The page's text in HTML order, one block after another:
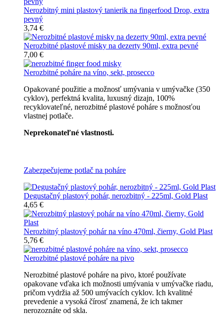
Nerozbitný mini plastový tanierik na fingerfood Drop, extra
pevný
3,74 €
Nerozbitné plastové misky na dezerty 90ml, extra pevné
7,00 €
Nerozbitné poháre na víno, sekt, prosecco
Opakované použitie a možnosť umývania v umývačke (350
cyklov), perfektná kvalita, luxusný dizajn, 100%
recyklovateľné, nerozbitné plastové poháre s možnosťou
vlastnej potlače.
Neprekonateľné vlastnosti.
Zabezpečujeme potlač na poháre
Degustačný plastový pohár, nerozbitný - 225ml, Gold Plast
4,65 €
Nerozbitný plastový pohár na víno 470ml, čierny, Gold Plast
5,76 €
Nerozbitné plastové poháre na pivo
Nerozbitné plastové poháre na pivo, ktoré používate
opakovane vďaka ich možnosti umývania v umývačke riadu,
pričom vydržia až 500 umývacích cyklov. Ich kvalitné
prevedenie a vysoká čírosť znamená, že ich takmer
nerozoznáte od skla.